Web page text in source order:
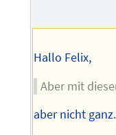
Hallo Felix,
Aber mit
aber nicht